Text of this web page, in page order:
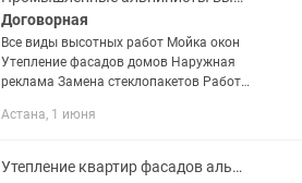
Договорная
Все виды высотных работ Мойка окон
Утепление фасадов домов Наружная
реклама Замена стеклопакетов Работа
Астана, 1 июня
Утепление квартир фасадов альпинисты высотники наружные работы оформления